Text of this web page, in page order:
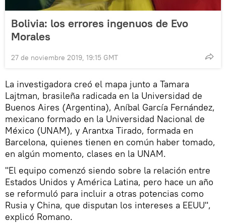
Bolivia: los errores ingenuos de Evo
Morales
27 de noviembre 2019, 19:15 GMT
La investigadora creó el mapa junto a Tamara
Lajtman, brasileña radicada en la Universidad de
Buenos Aires (Argentina), Aníbal García Fernández,
mexicano formado en la Universidad Nacional de
México (UNAM), y Arantxa Tirado, formada en
Barcelona, quienes tienen en común haber tomado,
en algún momento, clases en la UNAM.
"El equipo comenzó siendo sobre la relación entre
Estados Unidos y América Latina, pero hace un año
se reformuló para incluir a otras potencias como
Rusia y China, que disputan los intereses a EEUU",
explicó Romano.